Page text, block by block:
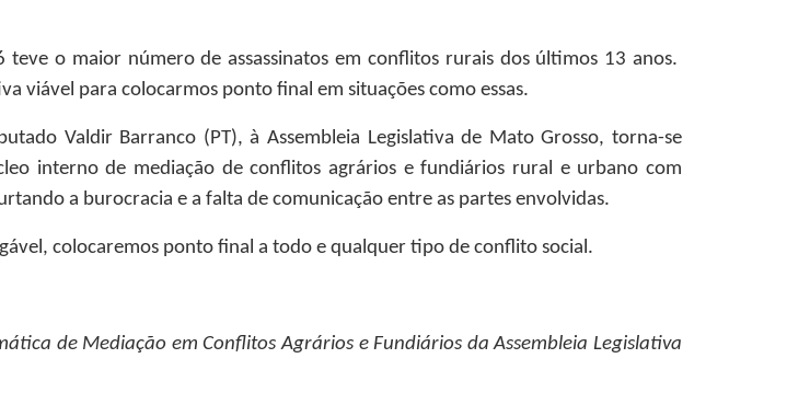
teve o maior número de assassinatos em conflitos rurais dos últimos 13 anos.
viável para colocarmos ponto final em situações como essas.
Valdir Barranco (PT), à Assembleia Legislativa de Mato Grosso, torna-se
interno de mediação de conflitos agrários e fundiários rural e urbano com
a burocracia e a falta de comunicação entre as partes envolvidas.
colocaremos ponto final a todo e qualquer tipo de conflito social.
de Mediação em Conflitos Agrários e Fundiários da Assembleia Legislativa